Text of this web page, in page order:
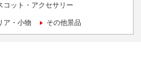
コット・アクセサリー
ア・小物 その他景品